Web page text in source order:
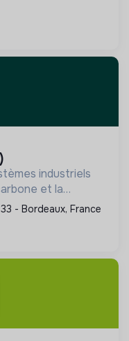
industriels
et la
sur l'innovation et
33 - Bordeaux, France